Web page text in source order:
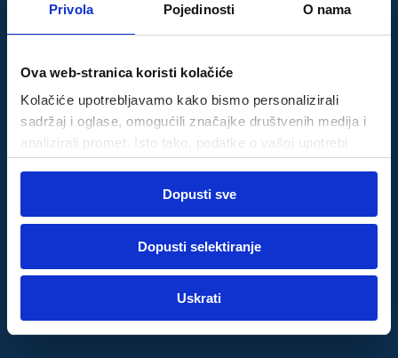
Privola Pojedinosti O nama
Ova web-stranica koristi kolačiće
Kolačiće upotrebljavamo kako bismo personalizirali
sadržaj i oglase, omogućili značajke društvenih medija i
analizirali promet. Isto tako, podatke o vašoj upotrebi
drugim podacima koje ste im pružili ili koje su prikupili
dok ste upotrebljavali njihove usluge.
Dopusti sve
Dopusti selektiranje
Uskrati
Dental Centar
4Smile